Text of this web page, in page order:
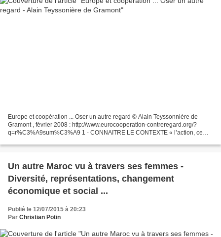
Europe et coopération ... Oser un autre regard © Alain Teyssonnière de
Gramont , février 2008 : http://www.eurocooperation-contreregard.org/?
q=r%C3%A9sum%C3%A9 1 - CONNAITRE LE CONTEXTE « l’action, ce
Un autre Maroc vu à travers ses femmes -
Diversité, représentations, changement
économique et social ...
Publié le 12/07/2015 à 20:23
Par Christian Potin